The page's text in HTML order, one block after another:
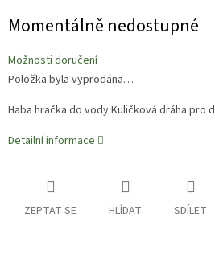
cena:
Momentálně nedostupné
Možnosti doručení
Položka byla vyprodána…
Haba hračka do vody Kuličková dráha pro
Detailní informace
ZEPTAT SE HLÍDAT SDÍLET